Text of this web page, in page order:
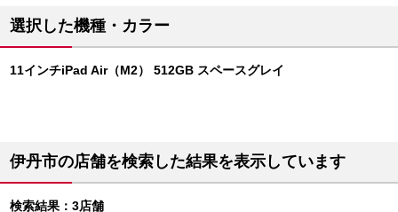
選択した機種・カラー
11インチiPad Air（M2） 512GB スペースグレイ
伊丹市の店舗を検索した結果を表示しています
検索結果：3店舗